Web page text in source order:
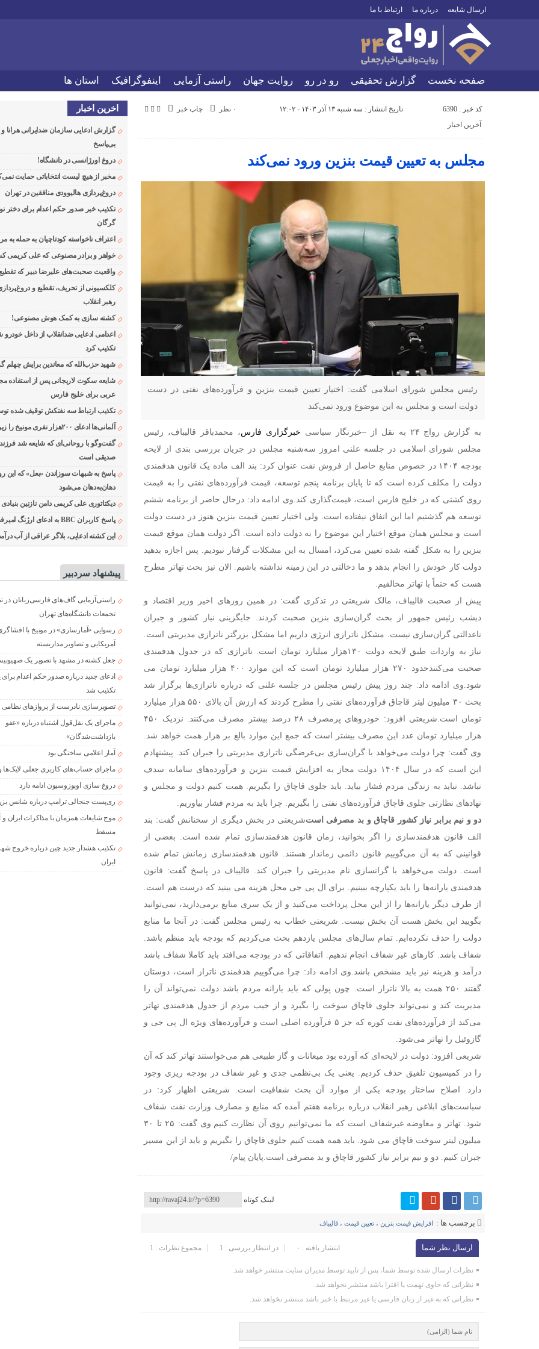
ارسال شایعه درباره ما ارتباط با ما
صفحه نخست گزارش تحقیقی رو در رو روایت جهان راستی آزمایی اینفوگرافیک استان ها
کد خبر : 6390 تاریخ انتشار : سه شنبه ۱۳ آذر ۱۴۰۳ - ۱۲:۰۲ چاپ خبر
۰ نظر
آخرین اخبار
مجلس به تعیین قیمت بنزین ورود نمی‌کند
رئیس مجلس شورای اسلامی گفت: اختیار تعیین قیمت بنزین و فرآورده‌های نفتی در دست
دولت است و مجلس به این موضوع ورود نمی‌کند
به گزارش رواج ۲۴ به نقل از – خبرنگار سیاسی خبرگزاری فارس، محمدباقر قالیباف، رئیس
مجلس شورای اسلامی در جلسه علنی امروز سه‌شنبه مجلس در جریان بررسی بندی از لایحه
بودجه ۱۴۰۴ در خصوص منابع حاصل از فروش نفت عنوان کرد: بند الف ماده یک قانون هدفمندی
دولت را مکلف کرده است که تا پایان برنامه پنجم توسعه، قیمت فرآورده‌های نفتی را به قیمت
روی کشتی که در خلیج فارس است، قیمت‌گذاری کند. وی ادامه داد: درحال حاضر از برنامه ششم
توسعه هم گذشتیم اما این اتفاق نیفتاده است. ولی اختیار تعیین قیمت بنزین هنوز در دست دولت
است و مجلس همان موقع اختیار این موضوع را به دولت داده است. اگر دولت همان موقع قیمت
بنزین را به شکل گفته شده تعیین می‌کرد، امسال به این مشکلات گرفتار نبودیم. پس اجازه بدهید
دولت کار خودش را انجام بدهد و ما دخالتی در این زمینه نداشته باشیم. الان نیز بحث تهاتر مطرح
هست که حتماً با تهاتر مخالفیم.
پیش از صحبت قالیباف، مالک شریعتی در تذکری گفت: در همین روزهای اخیر وزیر اقتصاد و
دیشب رئیس جمهور از بحث گران‌سازی بنزین صحبت کردند. جایگزینی نیاز کشور و جبران
ناعدالتی گران‌سازی نیست. مشکل ناترازی انرژی داریم اما مشکل بزرگتر ناترازی مدیریتی است.
نیاز به واردات طبق لایحه دولت ۱۳۰هزار میلیارد تومان است. ناترازی که در جدول هدفمندی
صحبت می‌کنندحدود ۲۷۰ هزار میلیارد تومان است که این موارد ۴۰۰ هزار میلیارد تومان می
شود. وی ادامه داد: چند روز پیش رئیس مجلس در جلسه علنی که درباره ناترازی‌ها برگزار شد
بحث ۳۰ میلیون لیتر قاچاق فرآورده‌های نفتی را مطرح کردند که ارزش آن بالای ۵۵۰ هزار میلیارد
تومان است.
شریعتی افزود: خودروهای پرمصرف ۲۸ درصد بیشتر مصرف می‌کنند. نزدیک ۴۵۰
هزار میلیارد تومان عدد این مصرف بیشتر است که جمع این موارد بالغ بر هزار همت خواهد شد.
وی گفت: چرا دولت می‌خواهد با گران‌سازی بی‌عرضگی ناترازی مدیریتی را جبران کند. پیشنهادم
این است که در سال ۱۴۰۴ دولت مجاز به افزایش قیمت بنزین و فرآورده‌های سامانه سدف
نباشد. نباید به زندگی مردم فشار بیاید. باید جلوی قاچاق را بگیریم. همت کنیم دولت و مجلس و
نهادهای نظارتی جلوی قاچاق فرآورده‌های نفتی را بگیریم. چرا باید به مردم فشار بیاوریم.
دو و نیم برابر نیاز کشور قاچاق و بد مصرفی استشریعتی در بخش دیگری از سخنانش گفت: بند
الف قانون هدفمندسازی را اگر بخوانید، زمان قانون هدفمندسازی تمام شده است. بعضی از
قوانینی که به آن می‌گوییم قانون دائمی زماندار هستند. قانون هدفمندسازی زمانش تمام شده
است. دولت می‌خواهد با گرانسازی نام مدیریتی را جبران کند. قالیباف در پاسخ گفت: قانون
هدفمندی یارانه‌ها را باید یکپارچه ببینیم. برای ال پی جی محل هزینه می بینید که درست هم است.
از طرف دیگر یارانه‌ها را از این محل پرداخت می‌کنید و از یک سری منابع برمی‌دارید، نمی‌توانید
بگویید این بخش هست آن بخش نیست. شریعتی خطاب به رئیس مجلس گفت: در آنجا ما منابع
دولت را حذف نکرده‌ایم. تمام سال‌های مجلس یازدهم بحث می‌کردیم که بودجه باید منظم باشد.
شفاف باشد. کارهای غیر شفاف انجام ندهیم. اتفاقاتی که در بودجه می‌افتد باید کاملا شفاف باشد
درآمد و هزینه نیز باید مشخص باشد. وی ادامه داد: چرا می‌گوییم هدفمندی ناتراز است، دوستان
گفتند ۲۵۰ همت به بالا ناتراز است. چون پولی که باید یارانه مردم باشد دولت نمی‌تواند آن را
مدیریت کند و نمی‌تواند جلوی قاچاق سوخت را بگیرد و از جیب مردم از جدول هدفمندی تهاتر
می‌کند از فرآورده‌های نفت کوره که جز ۵ فرآورده اصلی است و فرآورده‌های ویژه ال پی جی و
گازوئیل را تهاتر می‌شود.
شریعی افزود: دولت در لایحه‌ای که آورده بود میعانات و گاز طبیعی هم می‌خواستند تهاتر کند که آن
را در کمیسیون تلفیق حذف کردیم. یعنی یک بی‌نظمی جدی و غیر شفاف در بودجه ریزی وجود
دارد. اصلاح ساختار بودجه یکی از موارد آن بحث شفافیت است. شریعتی اظهار کرد: در
سیاست‌های ابلاغی رهبر انقلاب درباره برنامه هفتم آمده که منابع و مصارف وزارت نفت شفاف
شود. تهاتر و معاوضه غیرشفاف است که ما نمی‌توانیم روی آن نظارت کنیم.
وی گفت: ۲۵ تا ۳۰
میلیون لیتر سوخت قاچاق می شود. باید همه همت کنیم جلوی قاچاق را بگیریم و باید از این مسیر
جبران کنیم. دو و نیم برابر نیاز کشور قاچاق و بد مصرفی است. پایان پیام/
لینک کوتاه
برچسب ها : افزایش قیمت بنزین ، تعیین قیمت ، قالیباف
ارسال نظر شما مجموع نظرات : 1 در انتظار بررسی : 1 انتشار یافته : ۰
نظرات ارسال شده توسط شما، پس از تایید توسط مدیران سایت منتشر خواهد شد.
نظراتی که حاوی تهمت یا افترا باشد منتشر نخواهد شد.
نظراتی که به غیر از زبان فارسی یا غیر مرتبط با خبر باشد منتشر نخواهد شد.
اخرین اخبار
گزارش ادعایی سازمان ضدایرانی
بی‌پاسخ
دروغ اورژانسی در دانشگاه!
مخبر از هیچ لیست انتخاباتی حمایت
دروغ‌پردازی هالیوودی منافقین در تهران
تکذیب خبر صدور حکم اعدام برای دختر
گرگان
اعتراف ناخواسته کودتاچیان به حمله به
خواهر و برادر مصنوعی که علی کریمی
واقعیت صحبت‌های علیرضا دبیر که
کلکسیونی از تحریف، تقطیع و
رهبر انقلاب
کشته سازی به کمک هوش مصنوعی!
اعدامی ادعایی ضدانقلاب از داخل خودرو
تکذیب کرد
شهید حزب‌الله که معاندین برایش چهلم
شایعه سکوت لاریجانی پس از استفاده
عربی برای خلیج فارس
تکذیب ارتباط سه نفتکش توقیف شده
آلمانی‌ها ادعای ۲۰۰هزار نفری مونیخ را زیر سوال بردند
گفت‌وگو با روحانی‌ای که شایعه شد
صدیقی است
پاسخ به شبهات سوزاندن «بعل» که این
دهان‌به‌دهان می‌شود
دیکتاتوری علی کریمی دامن نازنین
پاسخ کاربران BBC به ادعای ارژنگ امیرفضلی
این کشته ادعایی، بلاگر عراقی از آب
پیشنهاد سردبیر
راستی‌آزمایی گاف‌های فارسی‌زبانان در
تجمعات دانشگاه‌های تهران
رسوایی «آمارسازی» در مونیخ با
آمریکایی و تصاویر مداربسته
جعل کشته در مشهد با تصویر یک
ادعای جدید درباره صدور حکم اعدام
تکذیب شد
تصویرسازی نادرست از پروازهای نظامی
ماجرای یک نقل‌قول اشتباه درباره «عفو
بازداشت‌شدگان»
آمار اعلامی ساختگی بود
ماجرای حساب‌های کاربری جعلی لایک‌ها
دروغ سازی اوپوزوسیون ادامه دارد
ری‌پست جنجالی ترامپ درباره شانس
موج شایعات همزمان با مذاکرات ایران و
مسقط
تکذیب هشدار جدید چین درباره خروج
ایران